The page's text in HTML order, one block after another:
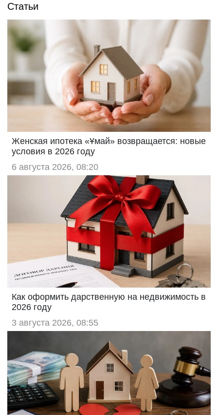
Статьи
Женская ипотека «Ұмай» возвращается: новые
условия в 2026 году
6 августа 2026, 08:20
Как оформить дарственную на недвижимость в
2026 году
3 августа 2026, 08:55